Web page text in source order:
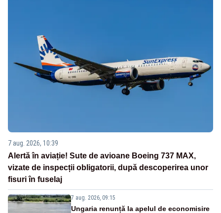
7 aug. 2026, 10:39
Alertă în aviație! Sute de avioane Boeing 737 MAX,
vizate de inspecții obligatorii, după descoperirea unor
fisuri în fuselaj
7 aug. 2026, 09:15
Ungaria renunță la apelul de economisire